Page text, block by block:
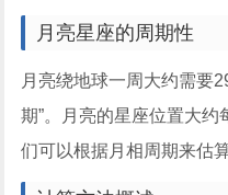
月亮星座的周期性
月亮绕地球一周大约需要
期”。月亮的星座位置大
们可以根据月相周期来估